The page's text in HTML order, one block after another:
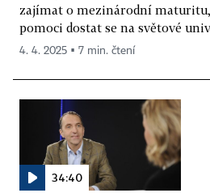
zajímat o mezinárodní
pomoci dostat se na světové
4. 4. 2025 ▪ 7 min. čtení
34:40